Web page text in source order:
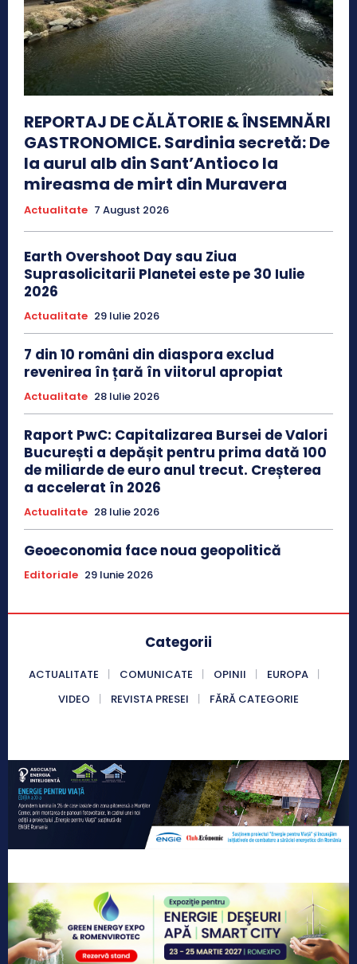
REPORTAJ DE CĂLĂTORIE & ÎNSEMNĂRI
GASTRONOMICE. Sardinia secretă: De
la aurul alb din Sant’Antioco la
mireasma de mirt din Muravera
Actualitate 7 August 2026
Earth Overshoot Day sau Ziua
Suprasolicitarii Planetei este pe 30 Iulie
2026
Actualitate 29 Iulie 2026
7 din 10 români din diaspora exclud
revenirea în țară în viitorul apropiat
Actualitate 28 Iulie 2026
Raport PwC: Capitalizarea Bursei de Valori
București a depășit pentru prima dată 100
de miliarde de euro anul trecut. Creșterea
a accelerat în 2026
Actualitate 28 Iulie 2026
Geoeconomia face noua geopolitică
Editoriale 29 Iunie 2026
Categorii
ACTUALITATE COMUNICATE OPINII
EUROPA
VIDEO
REVISTA PRESEI FĂRĂ CATEGORIE